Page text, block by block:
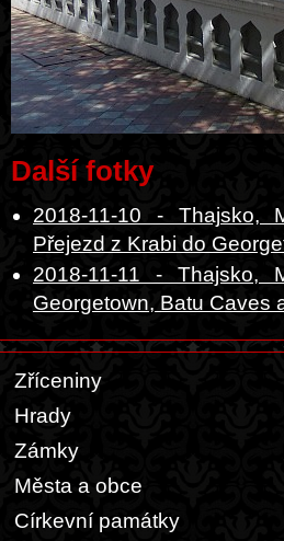
Další fotky
2018-11-10 - Thajsko,
Přejezd z Krabi do
2018-11-11 - Thajsko,
Georgetown, Batu Caves
Zříceniny
Hrady
Zámky
Města a obce
Církevní památky